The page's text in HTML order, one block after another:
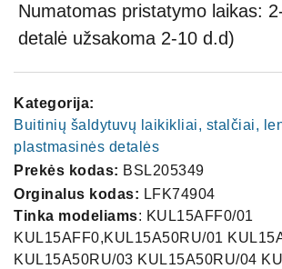
Numatomas pristatymo laikas:
detalė užsakoma 2-10 d.d)
Kategorija:
Buitinių šaldytuvų laikikliai, stalčiai,
plastmasinės detalės
Prekės kodas: BSL205349
Orginalus kodas: LFK74904
Tinka modeliams: KUL15AFF0/01
KUL15AFF0,KUL15A50RU/01
KUL15A50RU/03 KUL15A50RU/04